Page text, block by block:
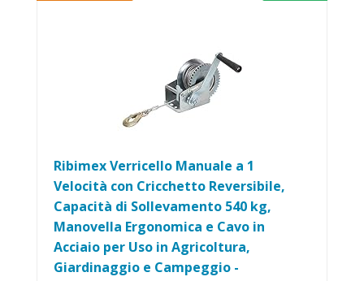
Ribimex Verricello Manuale a 1
Velocità con Cricchetto Reversibile,
Capacità di Sollevamento 540 kg,
Manovella Ergonomica e Cavo in
Acciaio per Uso in Agricoltura,
Giardinaggio e Campeggio -